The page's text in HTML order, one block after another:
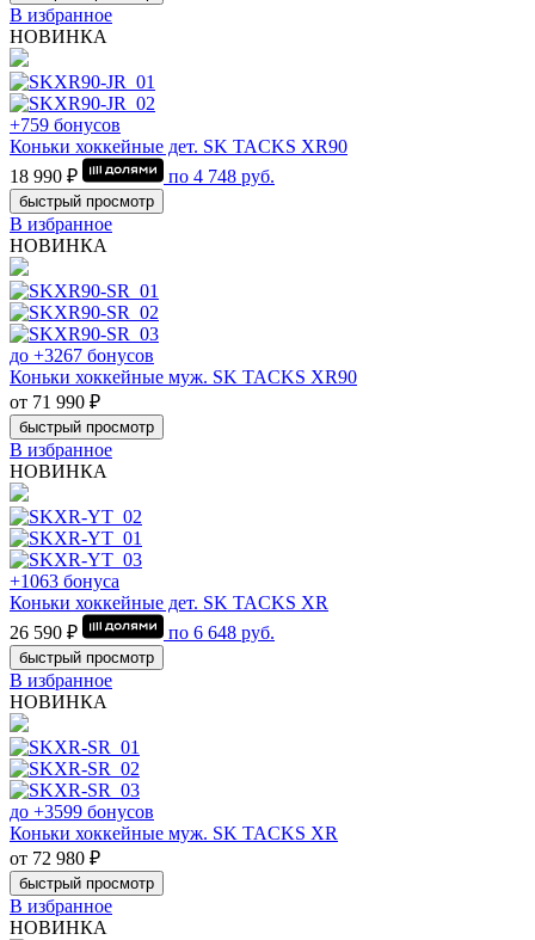
В избранное
НОВИНКА
+759 бонусов
Коньки хоккейные дет. SK TACKS XR90
18 990 ₽
по 4 748 руб.
быстрый просмотр
В избранное
НОВИНКА
до +3267 бонусов
Коньки хоккейные муж. SK TACKS XR90
от 71 990 ₽
быстрый просмотр
В избранное
НОВИНКА
+1063 бонуса
Коньки хоккейные дет. SK TACKS XR
26 590 ₽
по 6 648 руб.
быстрый просмотр
В избранное
НОВИНКА
до +3599 бонусов
Коньки хоккейные муж. SK TACKS XR
от 72 980 ₽
быстрый просмотр
В избранное
НОВИНКА